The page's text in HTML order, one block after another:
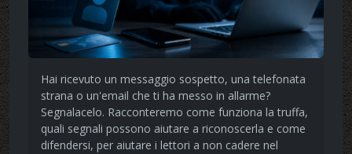
Hai ricevuto un messaggio sospetto, una telefonata
strana o un'email che ti ha messo in allarme?
Segnalacelo. Racconteremo come funziona la truffa,
quali segnali possono aiutare a riconoscerla e come
difendersi, per aiutare i lettori a non cadere nel